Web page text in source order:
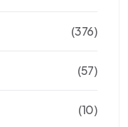
(376)
(57)
(10)